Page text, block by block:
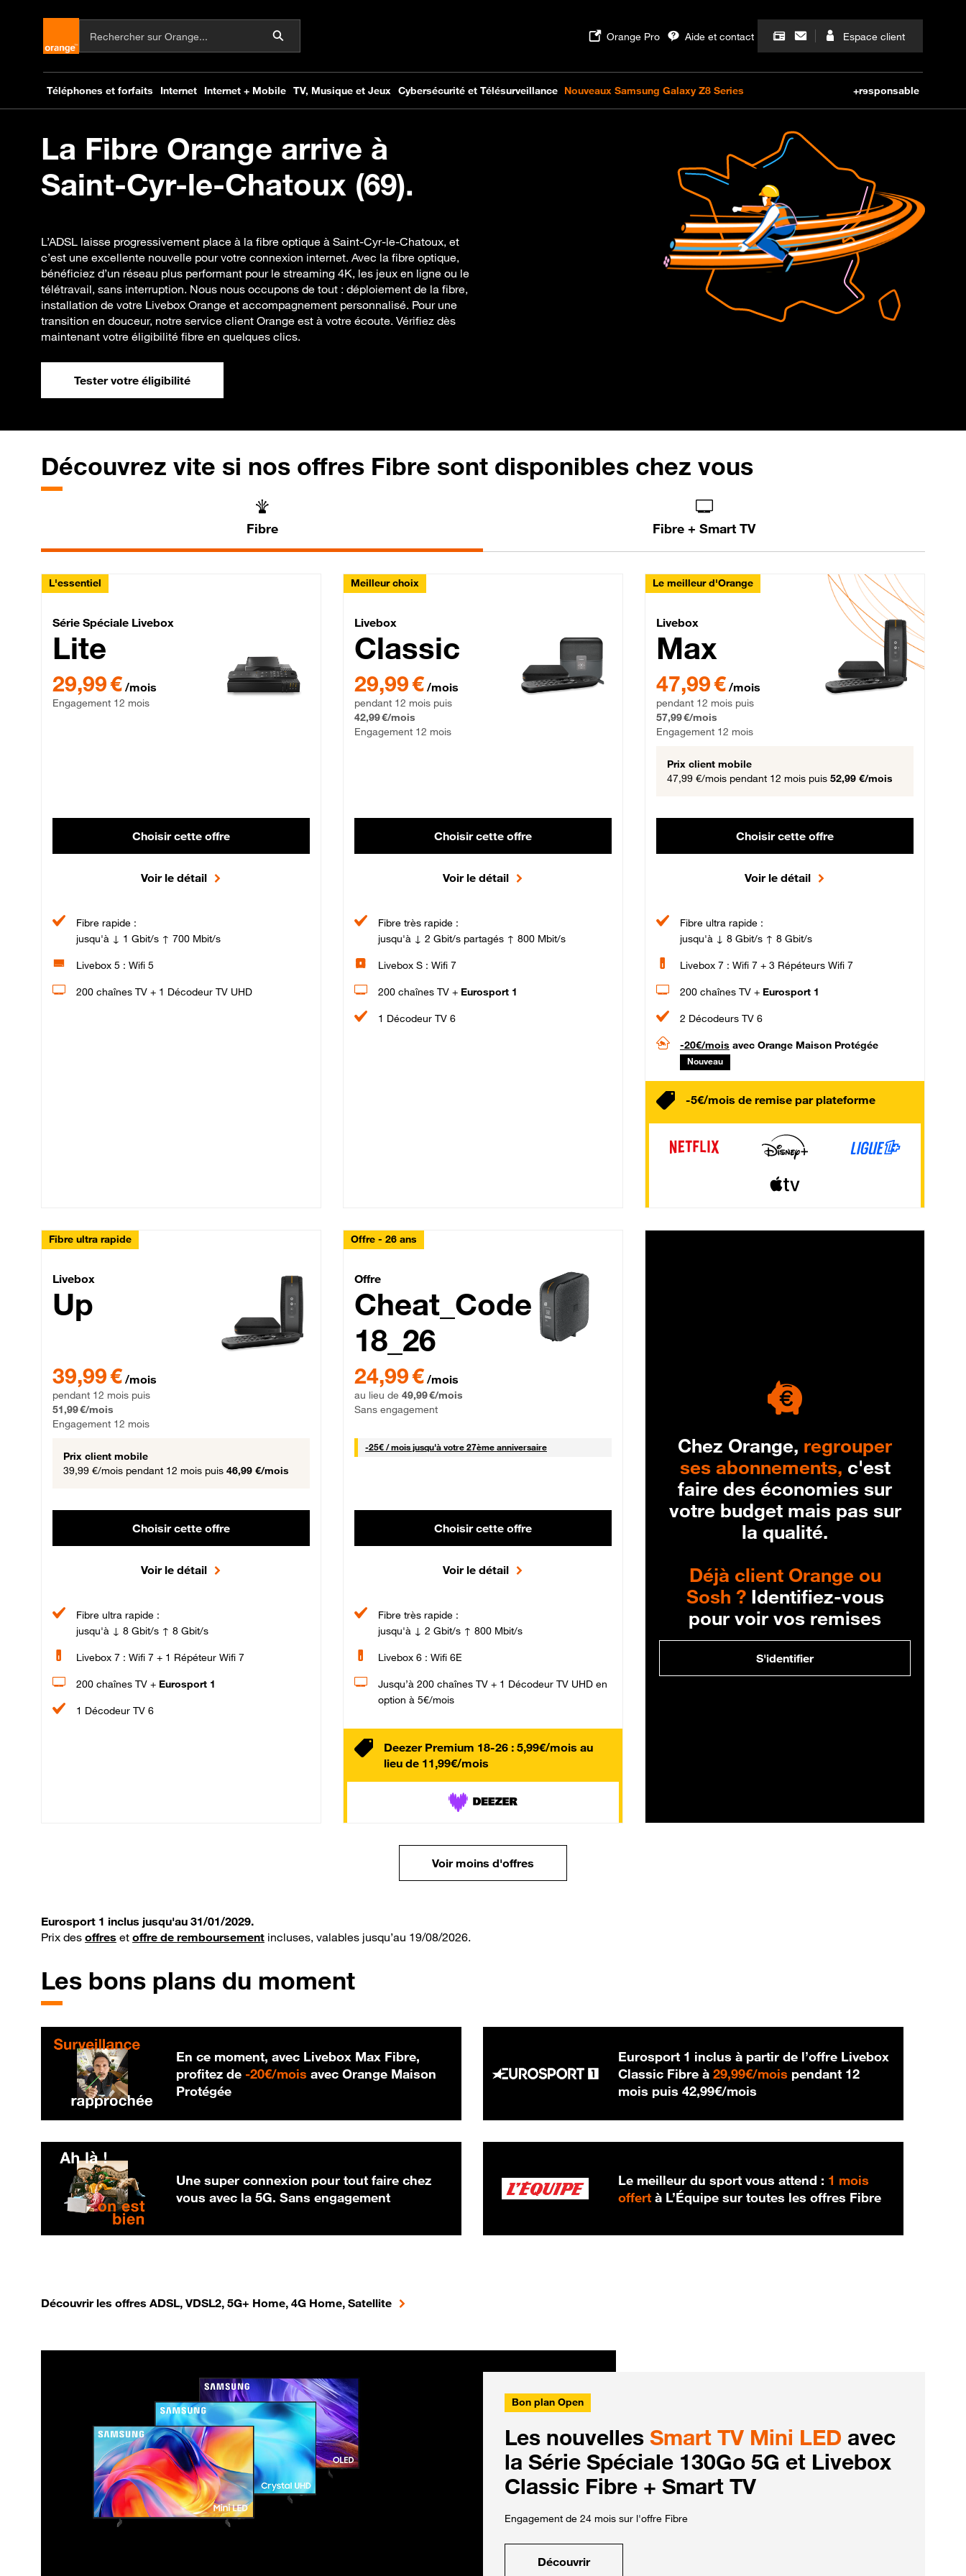
La Fibre Orange arrive à
Saint-Cyr-le-Chatoux (69).
L’ADSL laisse progressivement place à la fibre optique à Saint-Cyr-le-Chatoux, et
c’est une excellente nouvelle pour votre connexion internet. Avec la fibre optique,
bénéficiez d’un réseau plus performant pour le streaming 4K, les jeux en ligne ou le
télétravail, sans interruption. Nous nous occupons de tout : déploiement de la fibre,
installation de votre Livebox Orange et accompagnement personnalisé. Pour une
transition en douceur, notre service client Orange est à votre écoute. Vérifiez dès
maintenant votre éligibilité fibre en quelques clics.
Tester votre éligibilité
Découvrez vite si nos offres Fibre sont disponibles chez vous
Fibre Fibre + Smart TV
L'essentiel
Série Spéciale Livebox Lite Fibre
Série Spéciale Livebox
Lite
29,99 € par mois , Engagement 12 mois
29,99 € /mois
Engagement 12 mois
Choisir cette offre
Voir le détail
Fibre rapide :
jusqu'à ↓ 1 Gbit/s ↑ 700 Mbit/s
Livebox 5 : Wifi 5
200 chaînes TV + 1 Décodeur TV UHD
Meilleur choix
Livebox Classic Fibre
Livebox
Classic
29,99 € par mois pendant 12 mois puis 42,99 € par mois, Engagement 12 mois
29,99 € /mois
pendant 12 mois puis
42,99 €/mois
Engagement 12 mois
Choisir cette offre
Voir le détail
Fibre très rapide :
jusqu'à ↓ 2 Gbit/s partagés ↑ 800 Mbit/s
Livebox S : Wifi 7
200 chaînes TV + Eurosport 1
1 Décodeur TV 6
Le meilleur d'Orange
Livebox Max Fibre
Livebox
Max
47,99 € par mois pendant 12 mois puis 57,99 € par mois,
47,99 € /mois
pendant 12 mois puis
57,99 €/mois
Engagement 12 mois
Prix client mobile
47,99 €/mois pendant 12 mois puis 52,99 €/mois
Choisir cette offre
Voir le détail
Fibre ultra rapide :
jusqu'à ↓ 8 Gbit/s ↑ 8 Gbit/s
Livebox 7 : Wifi 7 + 3 Répéteurs Wifi 7
200 chaînes TV + Eurosport 1
2 Décodeurs TV 6
-20€/mois avec Orange Maison Protégée
Nouveau
-5€/mois de remise par plateforme
Fibre ultra rapide
Livebox Up Fibre
Livebox
Up
39,99 € /mois
pendant 12 mois puis
51,99 €/mois
Engagement 12 mois
Prix client mobile
39,99 €/mois pendant 12 mois puis 46,99 €/mois
Choisir cette offre
Voir le détail
Fibre ultra rapide :
jusqu'à ↓ 8 Gbit/s ↑ 8 Gbit/s
Livebox 7 : Wifi 7 + 1 Répéteur Wifi 7
200 chaînes TV + Eurosport 1
1 Décodeur TV 6
Offre - 26 ans
Cheat_Code Fibre_18_26
Offre
Cheat_Code
18_26
24,99 € /mois
au lieu de 49,99 €/mois
Sans engagement
-25€ / mois25 € par mois
jusqu'à votre 27ème anniversaire
Choisir cette offre
Voir le détail
Fibre très rapide :
jusqu'à ↓ 2 Gbit/s ↑ 800 Mbit/s
Livebox 6 : Wifi 6E
Jusqu’à 200 chaînes TV + 1 Décodeur TV UHD en
option à 5€/mois
Deezer Premium 18-26 : 5,99€/mois au
lieu de 11,99€/mois
Chez Orange, regrouper
ses abonnements, c'est
faire des économies sur
votre budget mais pas sur
la qualité.
Déjà client Orange ou
Sosh ?Identifiez-vous
pour voir vos remises
S'identifier
Voir moins d'offres
Eurosport 1 inclus jusqu'au 31/01/2029.
Prix des offres et offre de remboursement incluses, valables jusqu’au 19/08/2026.
Les bons plans du moment
En ce moment, avec Livebox Max Fibre,
profitez de -20€/mois 20 € par mois
avec Orange Maison
Protégée
Eurosport 1 inclus à partir de l’offre Livebox
Classic Fibre à29,99€/mois 29,99 € par mois
pendant 12
mois puis42,99€/mois
Une super connexion pour tout faire chez
vous avec la 5G. Sans engagement
Le meilleur du sport vous attend : 1 mois
offert à L’Équipe sur toutes les offres Fibre
Découvrir les offres ADSL, VDSL2, 5G+ Home, 4G Home, Satellite
Bon plan Open
Les nouvelles Smart TV Mini LED avec
la Série Spéciale 130Go 5G et Livebox
Classic Fibre + Smart TV
Engagement de 24 mois sur l'offre Fibre
Découvrir